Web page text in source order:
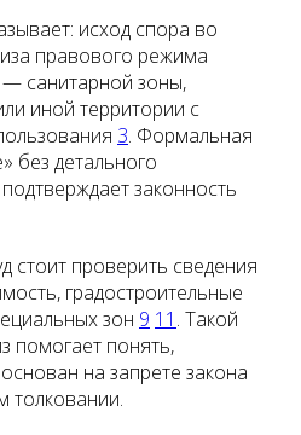
исход спора во
правового режима
— санитарной зоны,
иной территории с
3. Формальная
без детального
законность
стоит проверить сведения
градостроительные
зон 9 11 . Такой
помогает понять,
на запрете закона
толковании.